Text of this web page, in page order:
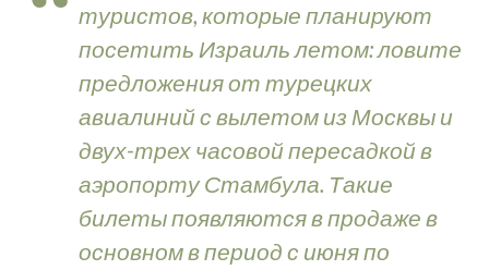
туристов, которые планируют
посетить Израиль летом: ловите
предложения от турецких
авиалиний с вылетом из Москвы и
двух-трех часовой пересадкой в
аэропорту Стамбула. Такие
билеты появляются в продаже в
основном в период с июня по